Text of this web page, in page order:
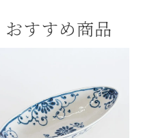
おすすめ商品